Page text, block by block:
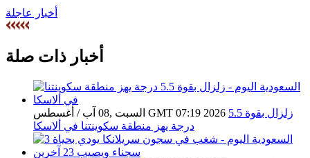
أخبار عاجلة
أخبار ذات صلة
السبت ,08 آب / أغسطس GMT 07:19 2026 زلزال بقوة 5.5
درجة يهز منطقة سكوينتنا في ألاسكا